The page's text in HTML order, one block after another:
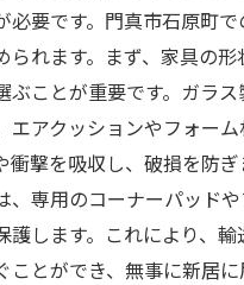
必要です。門真市石原町
られます。まず、家具の
ぶことが重要です。ガラ
エアクッションやフォー
衝撃を吸収し、破損を防ぎ
、専用のコーナーパッド
護します。これにより、輸
ことができ、無事に新居